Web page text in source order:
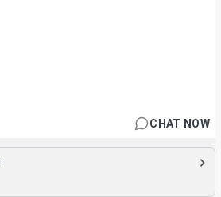
CHAT NOW